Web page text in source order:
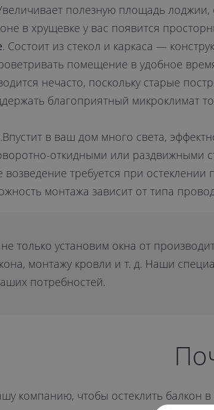
полезную площадь
в хрущевке у вас появится
. Состоит из стекол и каркаса —
помещение в удобное
нечасто, поскольку старые
благоприятный микроклимат
.Впустит в ваш дом много света,
откидными или раздвижными
возведение требуется при
монтажа зависит от типа
только установим окна от
монтажу кровли и т. д. Наши
потребностей.
компанию, чтобы остеклить балкон